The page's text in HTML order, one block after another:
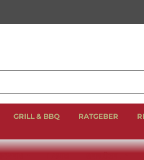
GRILL & BBQ RATGEBER